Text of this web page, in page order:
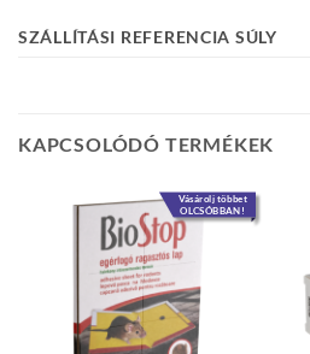
SZÁLLÍTÁSI REFERENCIA SÚLY
KAPCSOLÓDÓ TERMÉKEK
Vásárolj többet
OLCSÓBBAN!